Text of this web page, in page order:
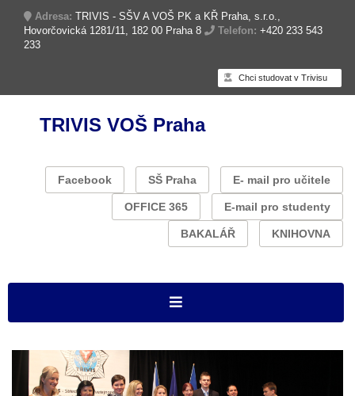
Adresa: TRIVIS - SŠV A VOŠ PK a KŘ Praha, s.r.o.,
Hovorčovická 1281/11, 182 00 Praha 8
Telefon: +420 233 543
233
Chci studovat v Trivisu
TRIVIS VOŠ Praha
Facebook SŠ Praha E- mail pro učitele
OFFICE 365 E-mail pro studenty
BAKALÁŘ KNIHOVNA